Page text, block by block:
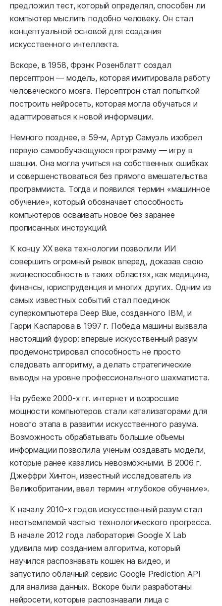
предложил тест, который определял, способен ли
компьютер мыслить подобно человеку. Он стал
концептуальной основой для создания
искусственного интеллекта.
Вскоре, в 1958, Фрэнк Розенблатт создал
персептрон — модель, которая имитировала работу
человеческого мозга. Персептрон стал попыткой
построить нейросеть, которая могла обучаться и
адаптироваться к новой информации.
Немного позднее, в 59-м, Артур Самуэль изобрел
первую самообучающуюся программу — игру в
шашки. Она могла учиться на собственных ошибках
и совершенствоваться без прямого вмешательства
программиста. Тогда и появился термин «машинное
обучение», который обозначает способность
компьютеров осваивать новое без заранее
прописанных инструкций.
К концу XX века технологии позволили ИИ
совершить огромный рывок вперед, доказав свою
жизнеспособность в таких областях, как медицина,
финансы, юриспруденция и многих других. Одним из
самых известных событий стал поединок
суперкомпьютера Deep Blue, созданного IBM, и
Гарри Каспарова в 1997 г. Победа машины вызвала
настоящий фурор: впервые искусственный разум
продемонстрировал способность не просто
следовать алгоритму, а делать стратегические
выводы на уровне профессионального шахматиста.
На рубеже 2000-х гг. интернет и возросшие
мощности компьютеров стали катализаторами для
нового этапа в развитии искусственного разума.
Возможность обрабатывать большие объемы
информации позволила ученым создавать модели,
которые ранее казались невозможными. В 2006 г.
Джеффри Хинтон, известный исследователь из
Великобритании, ввел термин «глубокое обучение».
К началу 2010-х годов искусственный разум стал
неотъемлемой частью технологического прогресса.
В начале 2012 года лаборатория Google X Lab
удивила мир созданием алгоритма, который
научился распознавать кошек на видео, и
запустило облачный сервис Google Prediction API
для анализа данных. Вскоре были разработаны
нейросети, которые распознавали лица с